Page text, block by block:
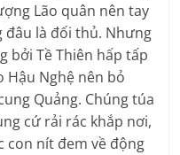
Lão quân nên tay
đâu là đối thủ. Nhưng
bởi Tề Thiên hấp tấp
Hậu Nghệ nên bỏ
Quảng. Chúng túa
cứ rải rác khắp nơi,
con nít đem về động